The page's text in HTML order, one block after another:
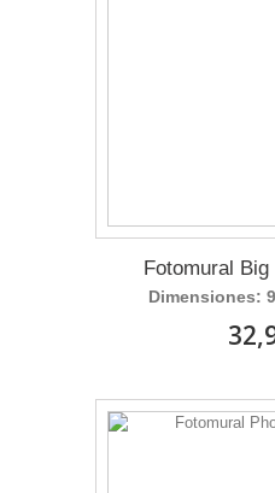
Fotomural
Dimensiones: